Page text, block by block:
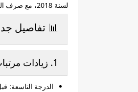
لسنة 2018، مع صرف الفروقات المتأخرة عبر منصة "راتبك لحظي" وتطبيق "راتبي". هذه الخطوة تهدف إلى تحقيق العدالة المالية وتحسين أوضاع العاملين في التعليم.
📊 تفاصيل جدول
1. زيادات مرتبات المعلمين (القانون رقم 4 لسنة 2018)
الدرجة التاسعة: قبل القانون